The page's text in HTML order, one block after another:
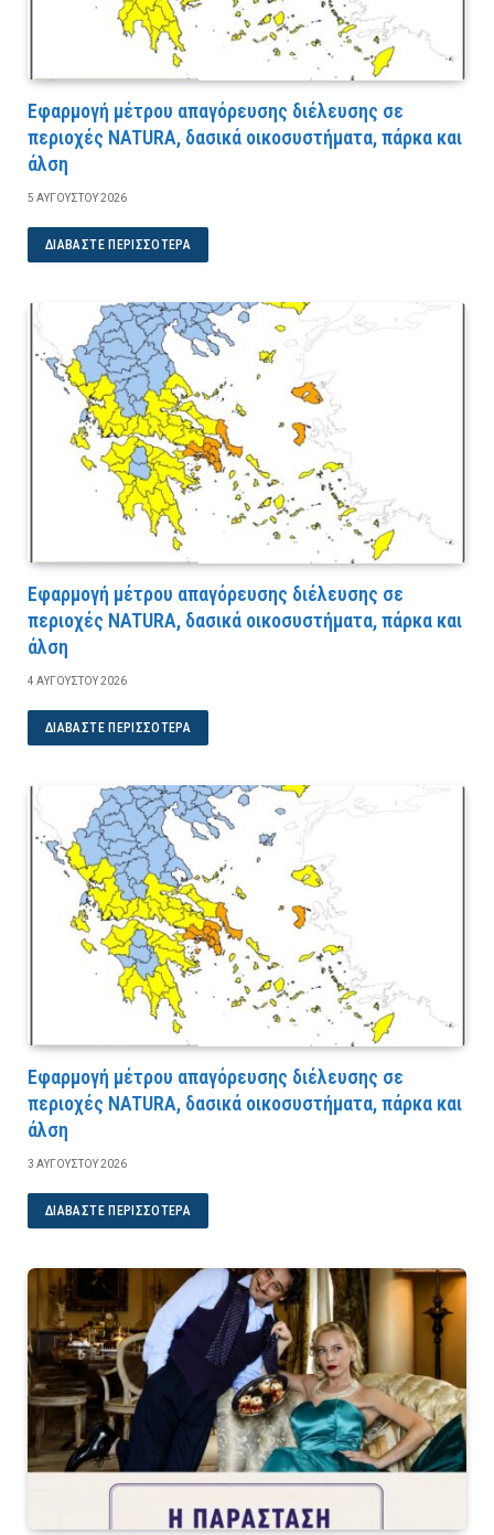
Εφαρμογή μέτρου απαγόρευσης διέλευσης σε
περιοχές NATURA, δασικά οικοσυστήματα, πάρκα και
άλση
5 ΑΥΓΟΎΣΤΟΥ 2026
ΔΙΑΒΆΣΤΕ ΠΕΡΙΣΣΌΤΕΡΑ
Εφαρμογή μέτρου απαγόρευσης διέλευσης σε
περιοχές NATURA, δασικά οικοσυστήματα, πάρκα και
άλση
4 ΑΥΓΟΎΣΤΟΥ 2026
ΔΙΑΒΆΣΤΕ ΠΕΡΙΣΣΌΤΕΡΑ
Εφαρμογή μέτρου απαγόρευσης διέλευσης σε
περιοχές NATURA, δασικά οικοσυστήματα, πάρκα και
άλση
3 ΑΥΓΟΎΣΤΟΥ 2026
ΔΙΑΒΆΣΤΕ ΠΕΡΙΣΣΌΤΕΡΑ